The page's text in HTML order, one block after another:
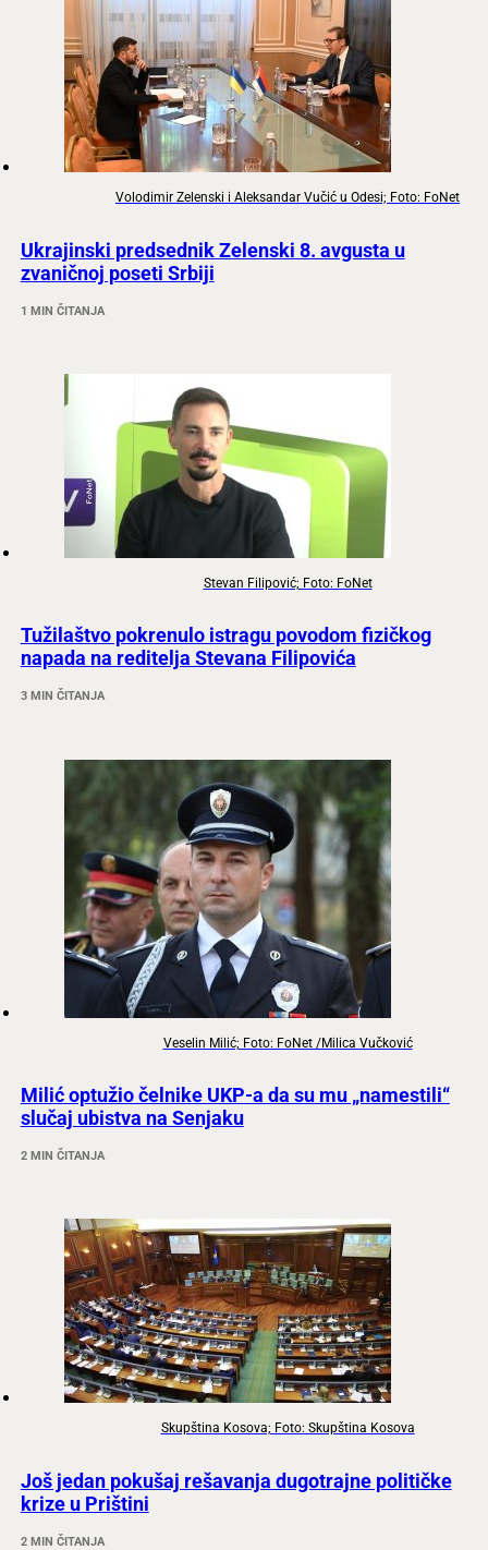
Volodimir Zelenski i Aleksandar Vučić u Odesi; Foto: FoNet
Ukrajinski predsednik Zelenski 8. avgusta u
zvaničnoj poseti Srbiji
1 MIN ČITANJA
Stevan Filipović; Foto: FoNet
Tužilaštvo pokrenulo istragu povodom fizičkog
napada na reditelja Stevana Filipovića
3 MIN ČITANJA
Veselin Milić; Foto: FoNet /Milica Vučković
Milić optužio čelnike UKP-a da su mu „namestili“
slučaj ubistva na Senjaku
2 MIN ČITANJA
Skupština Kosova; Foto: Skupština Kosova
Još jedan pokušaj rešavanja dugotrajne političke
krize u Prištini
2 MIN ČITANJA